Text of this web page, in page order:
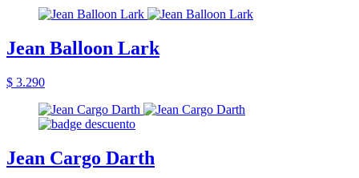
Jean Balloon Lark
$ 3.290
Jean Cargo Darth